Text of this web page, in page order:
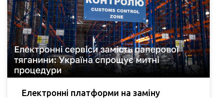
Електронні платформи на заміну